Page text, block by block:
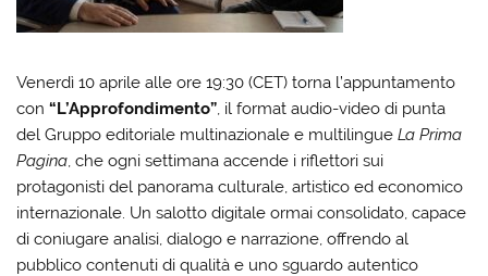
Venerdì 10 aprile alle ore 19:30 (CET) torna l’appuntamento
con“L’Approfondimento”, il format audio-video di punta
del Gruppo editoriale multinazionale e multilingueLa Prima
Pagina, che ogni settimana accende i riflettori sui
protagonisti del panorama culturale, artistico ed economico
internazionale. Un salotto digitale ormai consolidato, capace
di coniugare analisi, dialogo e narrazione, offrendo al
pubblico contenuti di qualità e uno sguardo autentico